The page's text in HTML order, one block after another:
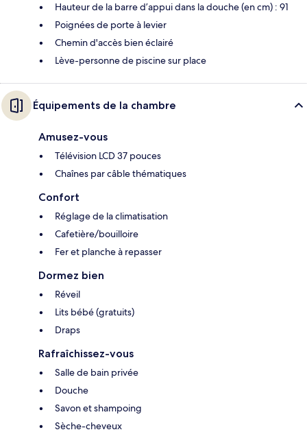
Hauteur de la barre d’appui dans la douche (en cm) : 91
Poignées de porte à levier
Chemin d'accès bien éclairé
Lève-personne de piscine sur place
Équipements de la chambre
Amusez-vous
Télévision LCD 37 pouces
Chaînes par câble thématiques
Confort
Réglage de la climatisation
Cafetière/bouilloire
Fer et planche à repasser
Dormez bien
Réveil
Lits bébé (gratuits)
Draps
Rafraîchissez-vous
Salle de bain privée
Douche
Savon et shampoing
Sèche-cheveux